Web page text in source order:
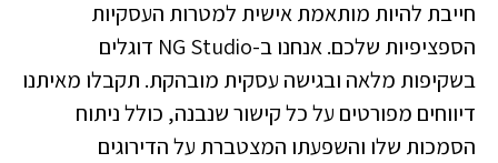
חייבת להיות מותאמת אישית למטרות העסקיות
הספציפיות שלכם. אנחנו ב-NG Studio דוגלים
בשקיפות מלאה ובגישה עסקית מובהקת. תקבלו מאיתנו
דיווחים מפורטים על כל קישור שנבנה, כולל ניתוח
הסמכות שלו והשפעתו המצטברת על הדירוגים